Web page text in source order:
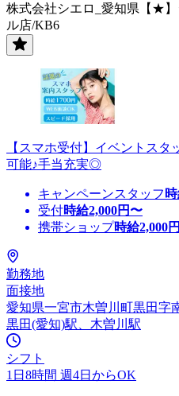
株式会社シエロ_愛知県【★
ル店/KB6
【スマホ受付】イベントス
可能♪手当充実◎
キャンペーンスタッフ
受付時給2,000円〜
携帯ショップ時給2,000
勤務地
面接地
愛知県一宮市木曽川町黒田字
黒田(愛知)駅、木曽川駅
シフト
1日8時間 週4日からOK